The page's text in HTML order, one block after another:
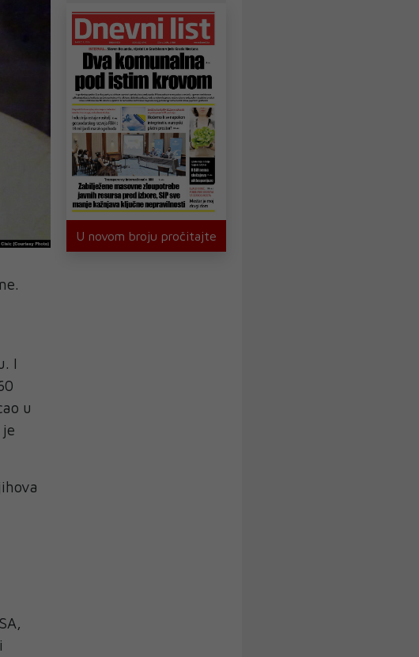
I
u
U novom broju pročitajte